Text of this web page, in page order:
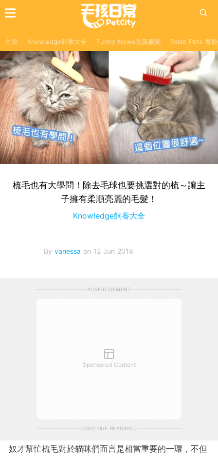
主頁 Knowledge飼養大全 Funny News毛孩趣聞 Raise Pets 養
梳毛也有大學問！除去毛球也要挑選對的梳～讓主
子擁有柔順亮麗的毛髮！
Knowledge飼養大全
By vanessa on 12 Jun 2018
ADVERTISEMENT
Sponsored Content
CONTINUE READING
奴才幫忙梳毛對於貓咪們而言是相當重要的一環，不但